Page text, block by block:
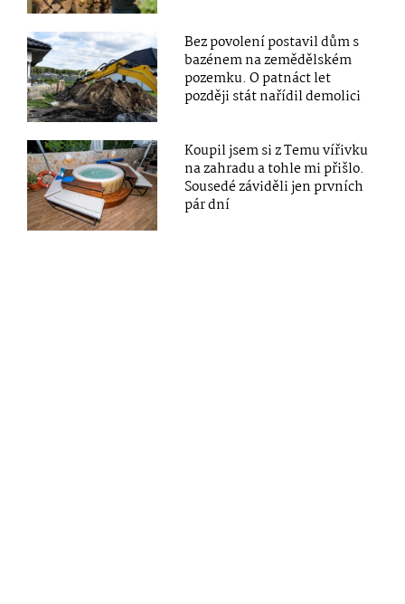
Bez povolení postavil dům s
bazénem na zemědělském
pozemku. O patnáct let
později stát nařídil demolici
Koupil jsem si z Temu vířivku
na zahradu a tohle mi přišlo.
Sousedé záviděli jen prvních
pár dní